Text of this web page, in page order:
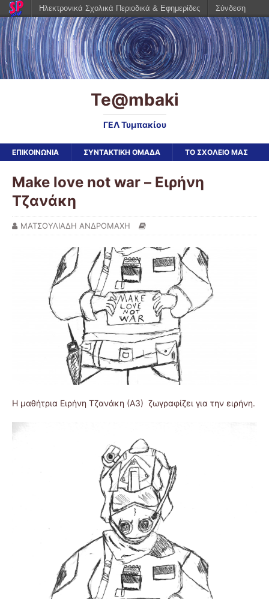
Te@mbaki
ΓΕΛ Τυμπακίου
ΕΠΙΚΟΙΝΩΝΙΑ ΣΥΝΤΑΚΤΙΚΗ ΟΜΑΔΑ ΤΟ ΣΧΟΛΕΙΟ ΜΑΣ
Make love not war – Ειρήνη
Τζανάκη
ΜΑΤΣΟΥΛΙΑΔΗ ΑΝΔΡΟΜΑΧΗ
Η μαθήτρια Ειρήνη Τζανάκη (Α3) ζωγραφίζει για την ειρήνη.
Ηλεκτρονικά Σχολικά Περιοδικά & Εφημερίδες Σύνδεση